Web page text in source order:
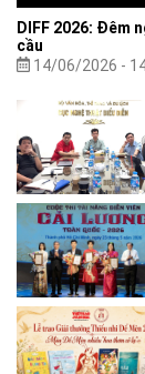
DIFF 2026: Đêm
cầu
14/06/2026 -